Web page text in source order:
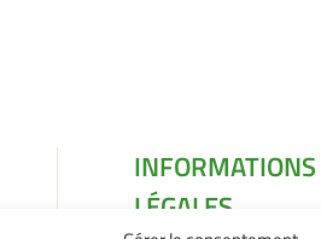
INFORMATIONS
LÉGALES